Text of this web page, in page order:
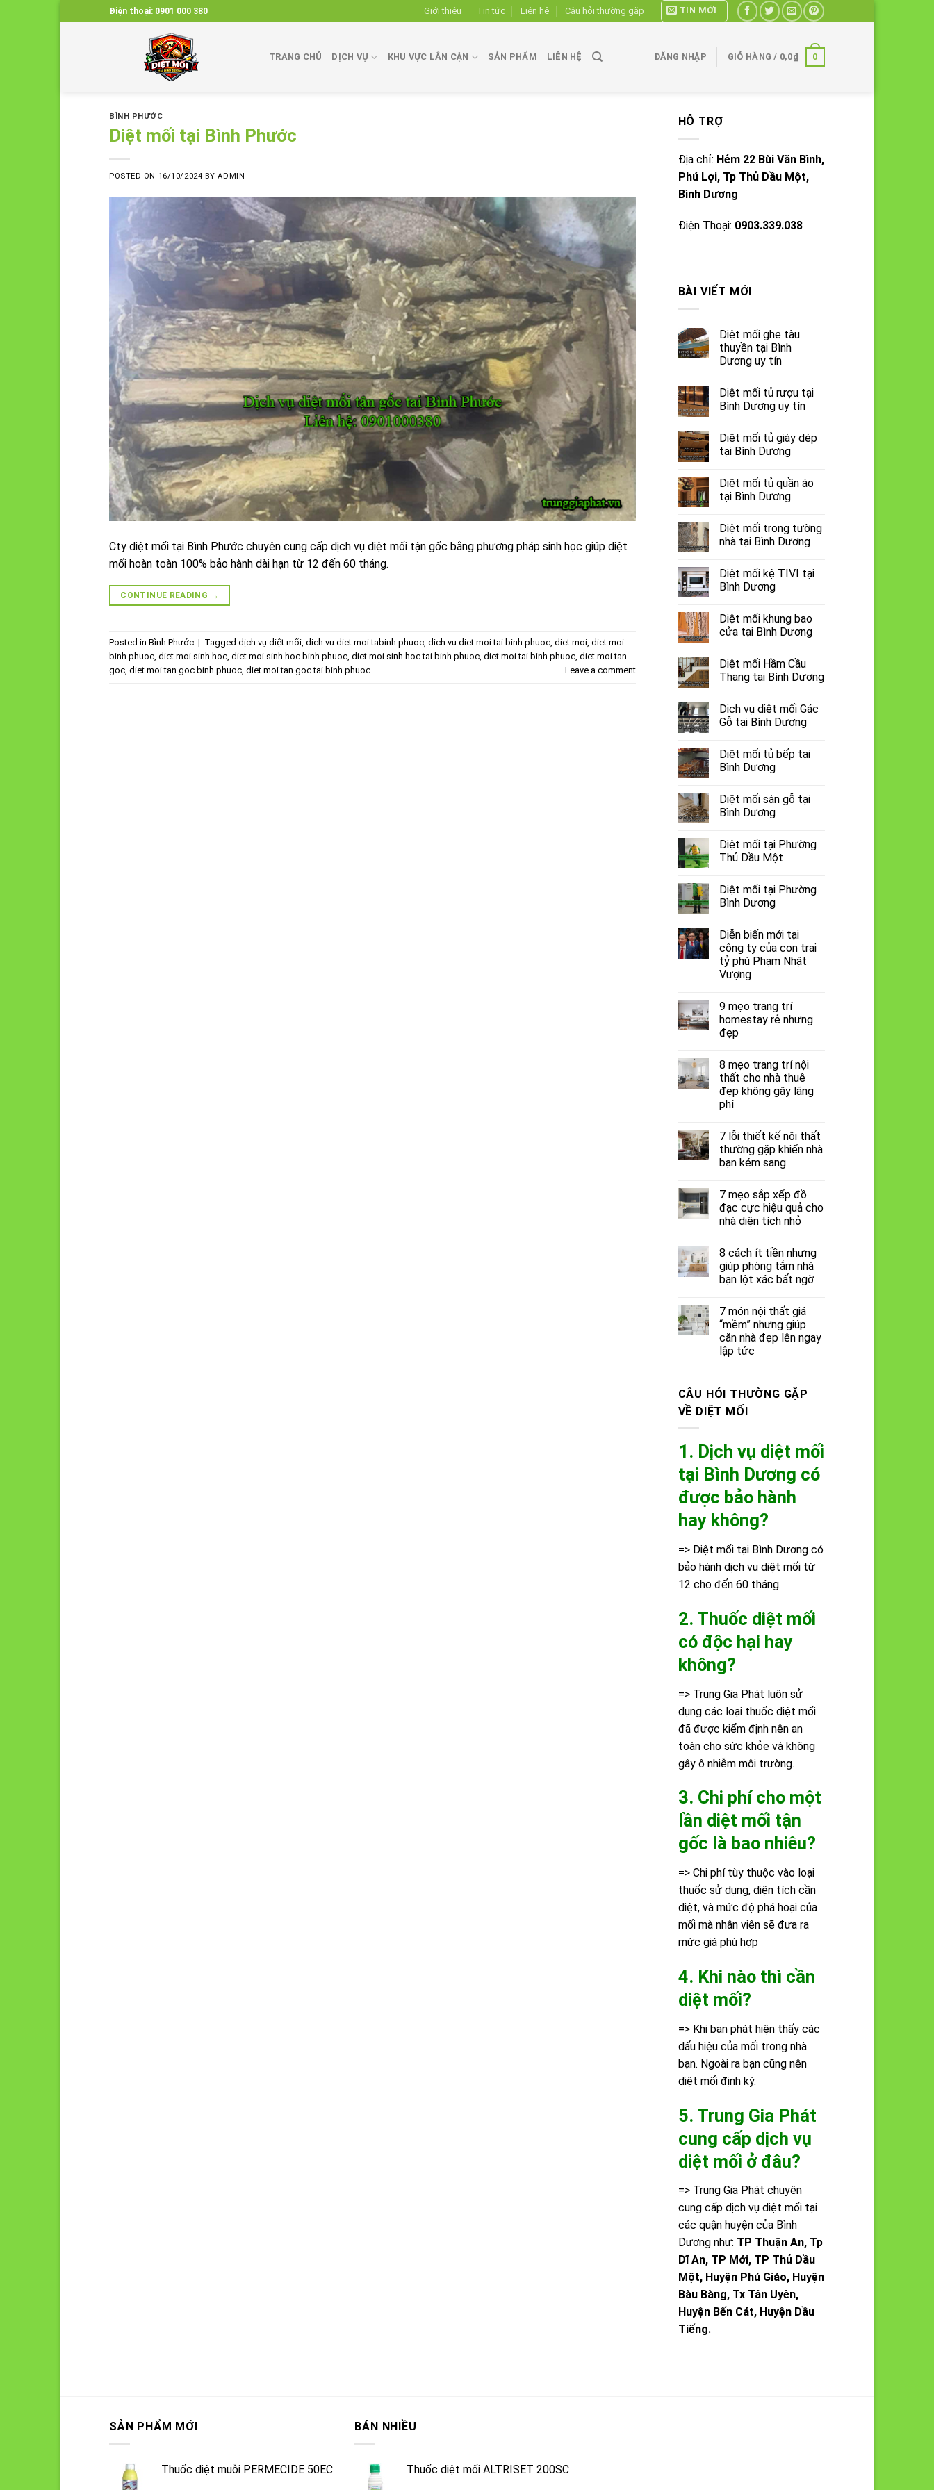
to
Điện thoại: 0901 000 380 Giới thiệu Tin tức Liên hệ Câu hỏi thường gặp TIN MỚI
TRANG CHỦ DỊCH VỤ KHU VỰC LÂN CẬN SẢN PHẨM LIÊN HỆ ĐĂNG NHẬP GIỎ HÀNG / 0,0₫ 0
BÌNH PHƯỚC
Diệt mối tại Bình Phước
POSTED ON 16/10/2024 BYADMIN
Cty diệt mối tại Bình Phước chuyên cung cấp dịch vụ diệt mối tận gốc bằng phương pháp sinh học giúp diệt
mối hoàn toàn 100% bảo hành dài hạn từ 12 đến 60 tháng.
CONTINUE READING →
Posted in Bình Phước | Tagged dịch vụ diệt mối, dich vu diet moi tabinh phuoc, dich vu diet moi tai binh phuoc, diet moi, diet moi
binh phuoc, diet moi sinh hoc, diet moi sinh hoc binh phuoc, diet moi sinh hoc tai binh phuoc, diet moi tai binh phuoc, diet moi tan
goc, diet moi tan goc binh phuoc, diet moi tan goc tai binh phuoc Leave a comment
HỖ TRỢ
Địa chỉ: Hẻm 22 Bùi Văn Bình,
Phú Lợi, Tp Thủ Dầu Một,
Bình Dương
Điện Thoại: 0903.339.038
BÀI VIẾT MỚI
Diệt mối ghe tàu
thuyền tại Bình
Dương uy tín
Diệt mối tủ rượu tại
Bình Dương uy tín
Diệt mối tủ giày dép
tại Bình Dương
Diệt mối tủ quần áo
tại Bình Dương
Diệt mối trong tường
nhà tại Bình Dương
Diệt mối kệ TIVI tại
Bình Dương
Diệt mối khung bao
cửa tại Bình Dương
Diệt mối Hầm Cầu
Thang tại Bình Dương
Dịch vụ diệt mối Gác
Gỗ tại Bình Dương
Diệt mối tủ bếp tại
Bình Dương
Diệt mối sàn gỗ tại
Bình Dương
Diệt mối tại Phường
Thủ Dầu Một
Diệt mối tại Phường
Bình Dương
Diễn biến mới tại
công ty của con trai
tỷ phú Phạm Nhật
Vượng
9 mẹo trang trí
homestay rẻ nhưng
đẹp
8 mẹo trang trí nội
thất cho nhà thuê
đẹp không gây lãng
phí
7 lỗi thiết kế nội thất
thường gặp khiến nhà
bạn kém sang
7 mẹo sắp xếp đồ
đạc cực hiệu quả cho
nhà diện tích nhỏ
8 cách ít tiền nhưng
giúp phòng tắm nhà
bạn lột xác bất ngờ
7 món nội thất giá
“mềm” nhưng giúp
căn nhà đẹp lên ngay
lập tức
CÂU HỎI THƯỜNG GẶP
VỀ DIỆT MỐI
1. Dịch vụ diệt mối
tại Bình Dương có
được bảo hành
hay không?
=> Diệt mối tại Bình Dương có
bảo hành dịch vụ diệt mối từ
12 cho đến 60 tháng.
2. Thuốc diệt mối
có độc hại hay
không?
=> Trung Gia Phát luôn sử
dụng các loại thuốc diệt mối
đã được kiểm định nên an
toàn cho sức khỏe và không
gây ô nhiễm môi trường.
3. Chi phí cho một
lần diệt mối tận
gốc là bao nhiêu?
=> Chi phí tùy thuộc vào loại
thuốc sử dụng, diện tích cần
diệt, và mức độ phá hoại của
mối mà nhân viên sẽ đưa ra
mức giá phù hợp
4. Khi nào thì cần
diệt mối?
=> Khi bạn phát hiện thấy các
dấu hiệu của mối trong nhà
bạn. Ngoài ra bạn cũng nên
diệt mối định kỳ.
5. Trung Gia Phát
cung cấp dịch vụ
diệt mối ở đâu?
=> Trung Gia Phát chuyên
cung cấp dịch vụ diệt mối tại
các quận huyện của Bình
Dương như: TP Thuận An, Tp
Dĩ An, TP Mới, TP Thủ Dầu
Một, Huyện Phú Giáo, Huyện
Bàu Bàng, Tx Tân Uyên,
Huyện Bến Cát, Huyện Dầu
Tiếng.
SẢN PHẨM MỚI
Thuốc diệt muỗi PERMECIDE 50EC
BÁN NHIỀU
Thuốc diệt mối ALTRISET 200SC